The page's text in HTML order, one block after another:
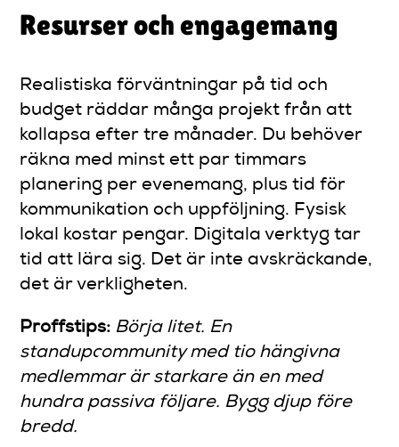
Resurser och engagemang
Realistiska förväntningar på tid och
budget räddar många projekt från att
kollapsa efter tre månader. Du behöver
räkna med minst ett par timmars
planering per evenemang, plus tid för
kommunikation och uppföljning. Fysisk
lokal kostar pengar. Digitala verktyg tar
tid att lära sig. Det är inte avskräckande,
det är verkligheten.
Proffstips: Börja litet. En
standupcommunity med tio hängivna
medlemmar är starkare än en med
hundra passiva följare. Bygg djup före
bredd.